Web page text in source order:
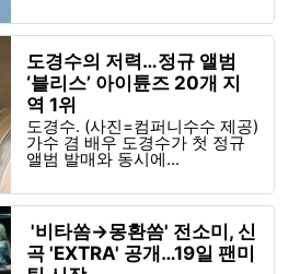
도경수의 저력…정규 앨범
‘블리스’ 아이튠즈 20개 지
역 1위
도경수. (사진=컴퍼니수수 제공)
가수 겸 배우 도경수가 첫 정규
앨범 발매와 동시에...
'비타쏨→몽환쏨' 전소미, 신
곡 'EXTRA' 공개…19일 팬미